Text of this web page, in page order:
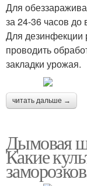
Для
за 24-36 часов
Для дезинфекции
проводить
закладки урожая.
читать дальше →
Дымовая
Какие